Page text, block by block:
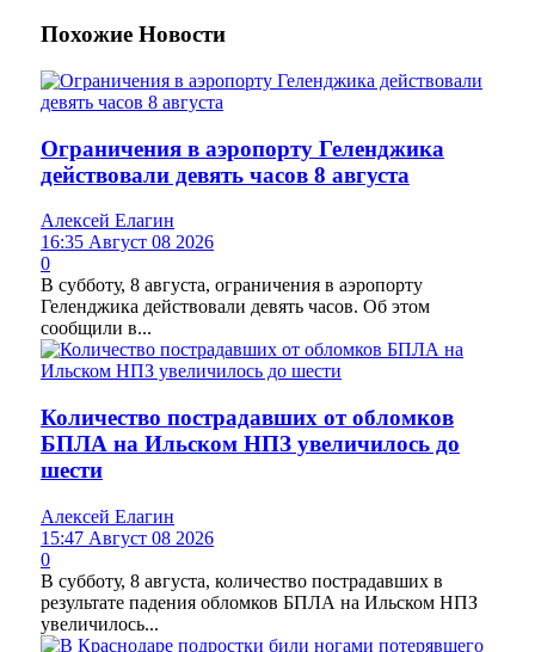
Похожие Новости
Ограничения в аэропорту Геленджика
действовали девять часов 8 августа
Алексей Елагин
16:35 Август 08 2026
0
В субботу, 8 августа, ограничения в аэропорту
Геленджика действовали девять часов. Об этом
сообщили в...
Количество пострадавших от обломков
БПЛА на Ильском НПЗ увеличилось до
шести
Алексей Елагин
15:47 Август 08 2026
0
В субботу, 8 августа, количество пострадавших в
результате падения обломков БПЛА на Ильском НПЗ
увеличилось...